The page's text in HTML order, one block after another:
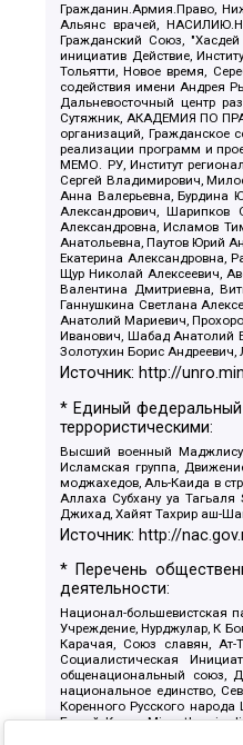
Гражданин.Армия.Право,
Альянс врачей,
Гражданский Союз,
инициатив Действие,
Тольятти, Новое время,
содействия имени Андрея
Дальневосточный центр
Сутяжник, АКАДЕМИЯ ПО
организаций, Гражданское
реализации программ и
МЕМО. РУ, Институт
Сергей Владимирович,
Анна Валерьевна, Бурдина
Александрович, Шарипков
Александровна, Исламов
Анатольевна, Паутов Юрий
Екатерина Александровна,
Щур Николай Алексеевич,
Валентина Дмитриевна,
Ганнушкина Светлана
Анатолий Мариевич,
Иванович, Шабад Анатолий
Золотухин Борис
Источник:http://
* Единый федеральный
террористическими:
Высший военный
Исламская группа,
моджахедов, Аль-Каида в
Аллаха Субхану уа
Джихад, Хайят Тахрир аш-
Источник: http://
* Перечень
деятельности:
Национал-большевистская
Учреждение, Нурджулар, К
Карачая, Союз славян, Ат-
Социалистическая
общенациональный союз,
национальное единство,
Коренного Русского
Белый Крест, Misanthropic